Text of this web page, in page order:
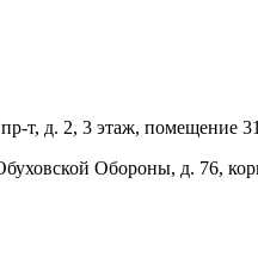
т, д. 2, 3 этаж, помещение
Обороны, д. 76,